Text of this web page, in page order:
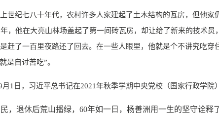
纪七八十年代，农村许多人家建起了土木结构的瓦房，但他家
，他在大亮山林场盖起了第一间砖瓦房，却让给了新来的技术员
了一百里夜路还了回去。在一些人眼里，他就是个不讲究吃穿
是自讨苦吃”。
，习近平总书记在2021年秋季学期中央党校（国家行政学院
退休后荒山播绿，60年如一日，杨善洲用一生的坚守诠释